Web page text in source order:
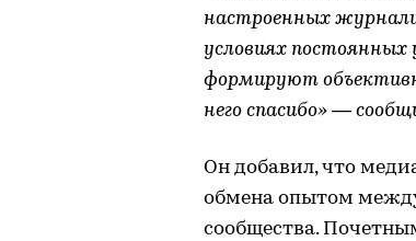
настроенных
условиях постоянных
формируют
него спасибо» —
Он добавил, что
обмена опытом
сообщества.